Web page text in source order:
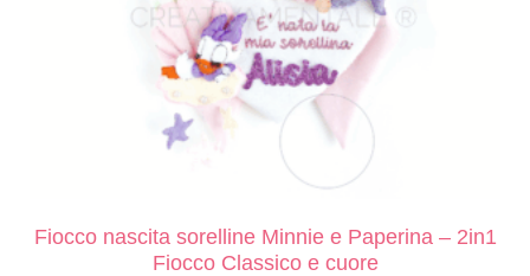
Fiocco nascita sorelline Minnie e Paperina – 2in1
Fiocco Classico e cuore